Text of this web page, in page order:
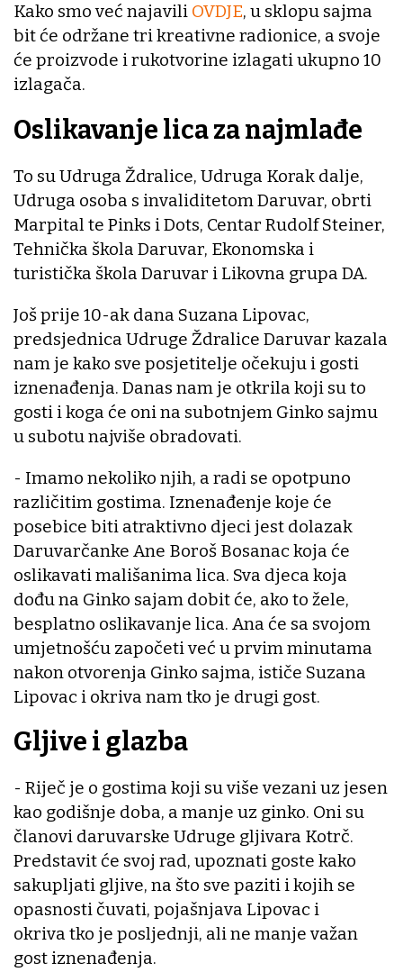
Kako smo već najavili OVDJE, u sklopu sajma
bit će održane tri kreativne radionice, a svoje
će proizvode i rukotvorine izlagati ukupno 10
izlagača.
Oslikavanje lica za najmlađe
To su Udruga Ždralice, Udruga Korak dalje,
Udruga osoba s invaliditetom Daruvar, obrti
Marpital te Pinks i Dots, Centar Rudolf Steiner,
Tehnička škola Daruvar, Ekonomska i
turistička škola Daruvar i Likovna grupa DA.
Još prije 10-ak dana Suzana Lipovac,
predsjednica Udruge Ždralice Daruvar kazala
nam je kako sve posjetitelje očekuju i gosti
iznenađenja. Danas nam je otkrila koji su to
gosti i koga će oni na subotnjem Ginko sajmu
u subotu najviše obradovati.
- Imamo nekoliko njih, a radi se opotpuno
različitim gostima. Iznenađenje koje će
posebice biti atraktivno djeci jest dolazak
Daruvarčanke Ane Boroš Bosanac koja će
oslikavati mališanima lica. Sva djeca koja
dođu na Ginko sajam dobit će, ako to žele,
besplatno oslikavanje lica. Ana će sa svojom
umjetnošću započeti već u prvim minutama
nakon otvorenja Ginko sajma, ističe Suzana
Lipovac i okriva nam tko je drugi gost.
Gljive i glazba
- Riječ je o gostima koji su više vezani uz jesen
kao godišnje doba, a manje uz ginko. Oni su
članovi daruvarske Udruge gljivara Kotrč.
Predstavit će svoj rad, upoznati goste kako
sakupljati gljive, na što sve paziti i kojih se
opasnosti čuvati, pojašnjava Lipovac i
okriva tko je posljednji, ali ne manje važan
gost iznenađenja.